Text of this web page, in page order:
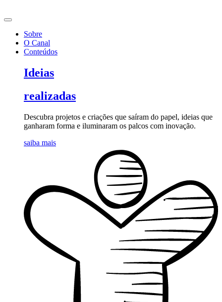
para
conteúdoSobre
O Canal
Conteúdos
Ideias
realizadas
Descubra projetos e criações que saíram do papel, ideias que
ganharam forma e iluminaram os palcos com inovação.
saiba mais